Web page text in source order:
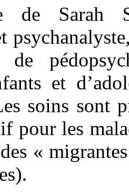
de Sarah
de
et
soins sont
pour les
«